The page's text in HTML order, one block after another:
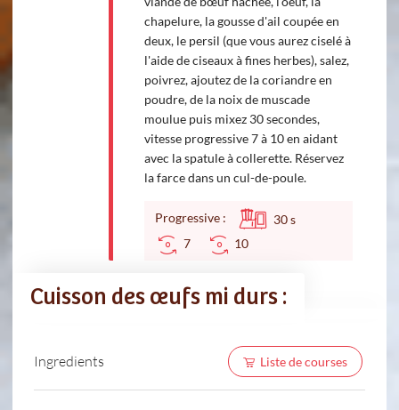
chapelure, la gousse d'ail coupée en
deux, le persil (que vous aurez ciselé à
l'aide de ciseaux à fines herbes), salez,
poivrez, ajoutez de la coriandre en
poudre, de la noix de muscade
moulue puis mixez 30 secondes,
vitesse progressive 7 à 10 en aidant
avec la spatule à collerette. Réservez
la farce dans un cul-de-poule.
Progressive : 30s
7
10
Cuisson des œufs mi durs :
Ingredients Liste de courses